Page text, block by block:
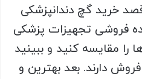
خرید گچ دندانپزشکی
فروشی تجهیزات پزشکی
را مقایسه کنید و ببینید
دارند. بعد بهترین و